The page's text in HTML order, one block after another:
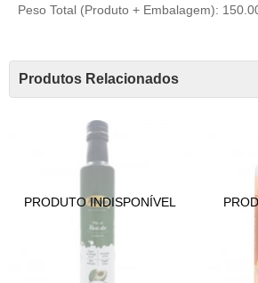
Peso Total (Produto + Embalagem):
Produtos Relacionados